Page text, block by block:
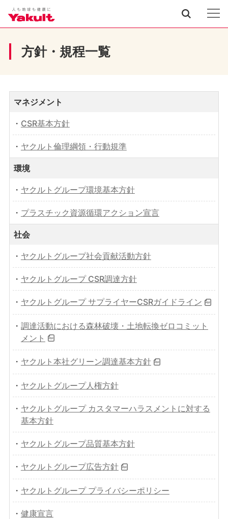
方針・規程一覧
マネジメント
・ CSR基本方針
・ ヤクルト倫理綱領・行動規準
環境
・ ヤクルトグループ環境基本方針
・ プラスチック資源循環アクション宣言
社会
・ ヤクルトグループ社会貢献活動方針
・ ヤクルトグループ CSR調達方針
・ ヤクルトグループ サプライヤーCSRガイドライン
・ 調達活動における森林破壊・土地転換ゼロコミット
メント
・ ヤクルト本社グリーン調達基本方針
・ ヤクルトグループ人権方針
・ ヤクルトグループ カスタマーハラスメントに対する
基本方針
・ ヤクルトグループ品質基本方針
・ ヤクルトグループ広告方針
・ ヤクルトグループ プライバシーポリシー
・ 健康宣言